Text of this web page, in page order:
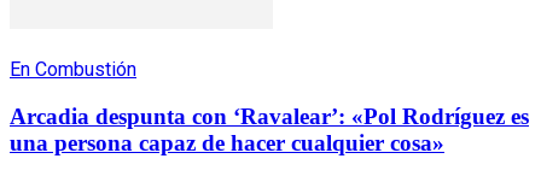
En Combustión
Arcadia despunta con ‘Ravalear’: «Pol Rodríguez es
una persona capaz de hacer cualquier cosa»